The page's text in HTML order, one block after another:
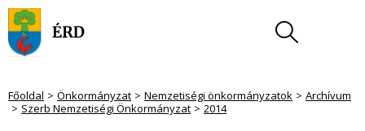
Főoldal Önkormányzat Nemzetiségi önkormányzatok
Archívum
Szerb Nemzetiségi Önkormányzat
2014